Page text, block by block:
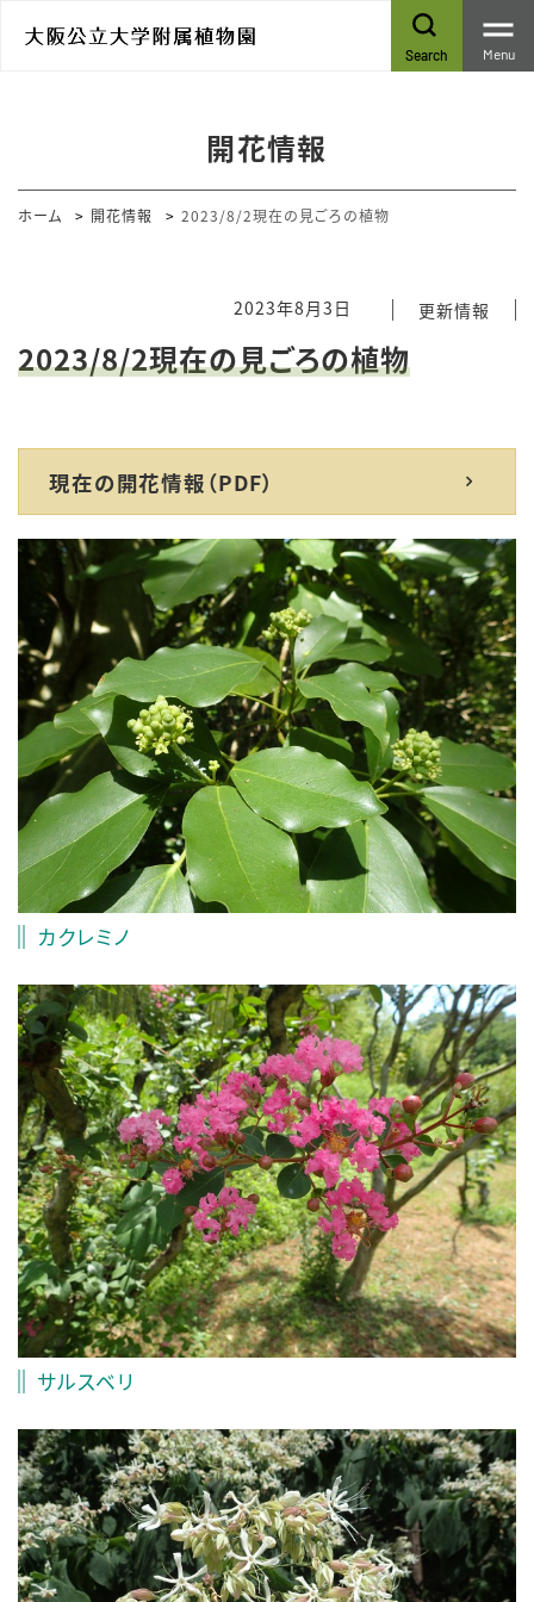
Search Menu
開花情報
ホーム 開花情報 2023/8/2現在の見ごろの植物
2023年8月3日 更新情報
2023/8/2現在の見ごろの植物
現在の開花情報（PDF）
カクレミノ
サルスベリ